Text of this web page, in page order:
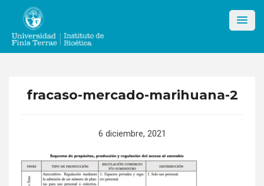
content
fracaso-mercado-marihuana-2
6 diciembre, 2021